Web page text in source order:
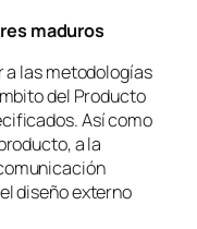
maduros
a las metodologías
del Producto
Así como
a la
diseño externo